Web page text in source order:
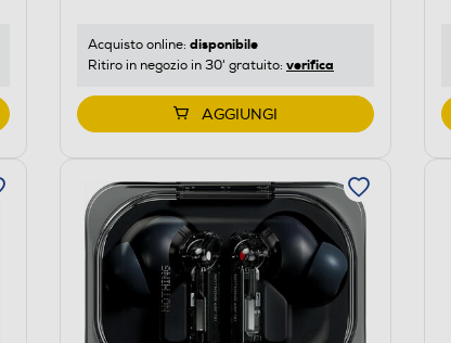
Acquisto online: disponibile
Ritiro in negozio in 30' gratuito: verifica
AGGIUNGI